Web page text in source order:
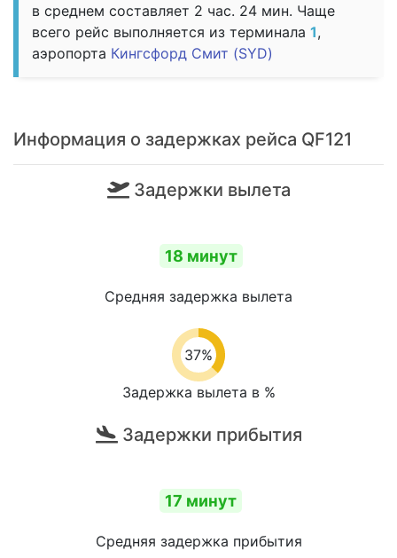
в среднем составляет 2 час. 24 мин. Чаще
всего рейс выполняется из терминала 1,
аэропорта Кингсфорд Смит (SYD)
Информация о задержках рейса QF121
Задержки вылета
18 минут
Средняя задержка вылета
37%
Задержка вылета в %
Задержки прибытия
17 минут
Средняя задержка прибытия